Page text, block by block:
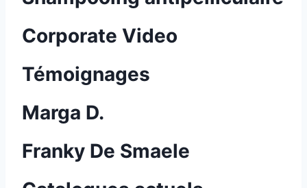
Corporate Video
Témoignages
Marga D.
Franky De Smaele